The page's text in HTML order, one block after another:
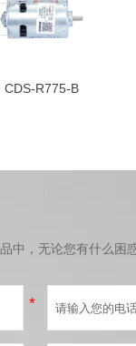
CDS-R775-B
中，无论您有什么困